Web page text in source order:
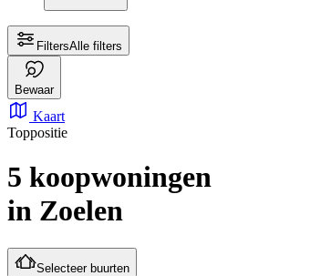
FiltersAlle filters
Bewaar
Kaart
Toppositie
5 koopwoningen
in Zoelen
Selecteer buurten